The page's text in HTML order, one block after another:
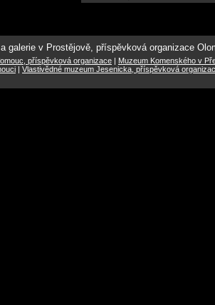
galerie v Prostějově, příspěvková organizace
příspěvková organizace | Muzeum Komenského v
| Vlastivědné muzeum Jesenicka, příspěvková